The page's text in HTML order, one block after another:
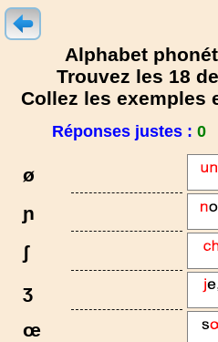
Alphabet
Trouvez les 18
Collez les exemples
Réponses justes : 0
ø
ɲ
ʃ
ʒ
œ